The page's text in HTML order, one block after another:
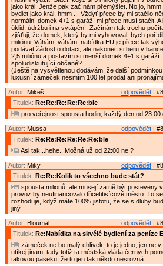
jako král. Jenže pak začínám přemýšlet. No jo, hmm
bydlet jako král, hmm ... Vždyť přece by mi stačilo
normální domek 4+1 s garáží mi přece musí stačit. A
úklid, údržbu i na vytápění. Začínám tak trochu
zjišťuji, že domek, který by mi vyhovoval, bych
miliónu. Váhám, váhám, nabídka EU je přece tak
podávat žádost o dotaci, ale nakonec si beru v
2,5 miliónu a postavím si menší domek 4+1 s
spoludiskutující občané?
(Ještě na vysvětlenou dodávám, že další
luxusní zámeček nesmím 100 let prodat ani
odpovědět |
Autor: Mikeš
Titulek: Re:Re:Re:Re:Re:ble
pro veřejnost spousta hodin, každý den od 23.00
odpovědět |
Autor: Mussa
Titulek: Re:Re:Re:Re:Re:Re:ble
Asi tak...hehe...Možná už od 22:00 ne ?
odpovědět |
Autor: Miky
Titulek: Re:Re:Kolik to všechno bude stát?
spousta milionů, ale musejí za ně být posteveny
provoz by neufinancovalo třicetitisícové město. To
rozhoduje, když máte 100% jistotu, že se s dluhy
jiný
odpovědět |
Autor: Bloumal
Titulek: Re:Nabídka na skvělé bydlení za peníze
zámeček ne bo malý chlívek, to je jedno, jen ne v
utíkej jinam, tady totiž ta městská vláda černých
takovou paseku, že to jen tak někdo nesrovná.